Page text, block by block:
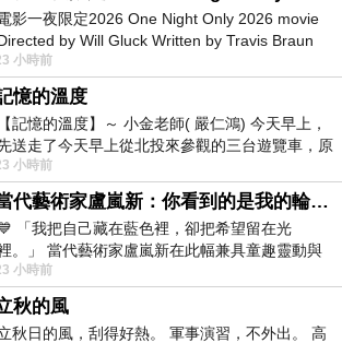
影一夜限定2026 One Night Only 2026 movie
by Will Gluck Written by Travis Braun
Monica Barbaro
小時前
憶的溫度
【記憶的溫度】～ 小金老師( 嚴仁鴻) 今天早上，
送走了今天早上從北投來參觀的三台遊覽車，原
為展場已經差不多要安靜下來，卻發
小時前
當代藝術家盧嵐新：你看到的是我的輪廓，還是你的故事？——藏在藍色裡的希望與光
「我把自己藏在藍色裡，卻把希望留在光
。」 當代藝術家盧嵐新在此幅兼具童趣靈動與
象韻味的新作中，用湛藍的羽翼般色塊包覆著
小時前
秋的風
秋日的風，刮得好熱。 軍事演習，不外出。 高